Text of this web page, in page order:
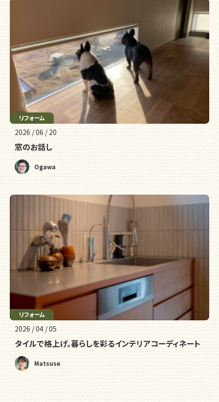
リフォーム
2026 / 06 / 20
窓のお話し
Ogawa
リフォーム
2026 / 04 / 05
タイルで格上げ。暮らしを彩るインテリアコーディネート
Matsuse